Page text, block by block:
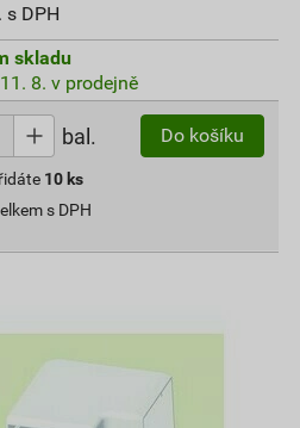
s DPH
skladu
8. v prodejně
bal. Do košíku
10 ks
s DPH